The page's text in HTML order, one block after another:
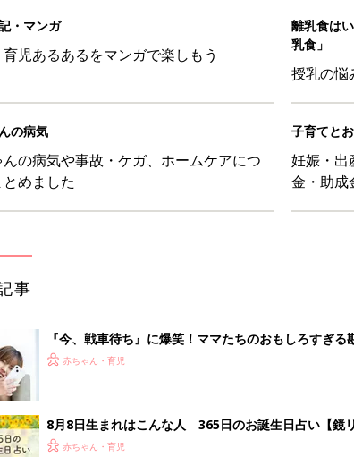
・マンガ
児あるあるをマンガで楽しもう
離乳食は
乳食」
授乳の悩
の病気
の病気や事故・ケガ、ホームケアにつ
めました
子育てと
妊娠・出
金・助成
事
『今、戦車待ち』に爆笑！ママたちのおもしろすぎ
赤ちゃん・育児
8月8日生まれはこんな人 365日のお誕生日占い【鏡
赤ちゃん・育児